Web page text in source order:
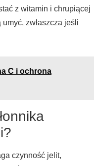
z witamin i chrupiącej
zwłaszcza jeśli
C i ochrona
czynność jelit,